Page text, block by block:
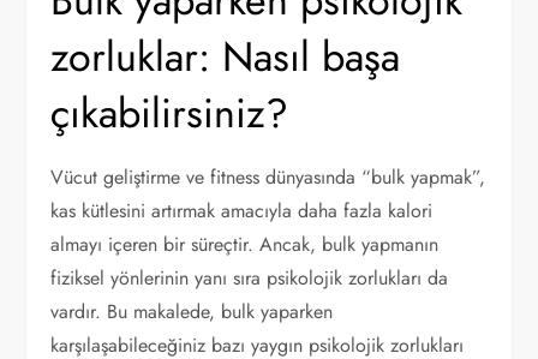
zorluklar: Nasıl başa
çıkabilirsiniz?
Vücut geliştirme ve fitness dünyasında “bulk yapmak”,
kas kütlesini artırmak amacıyla daha fazla kalori
almayı içeren bir süreçtir. Ancak, bulk yapmanın
fiziksel yönlerinin yanı sıra psikolojik zorlukları da
vardır. Bu makalede, bulk yaparken
karşılaşabileceğiniz bazı yaygın psikolojik zorlukları